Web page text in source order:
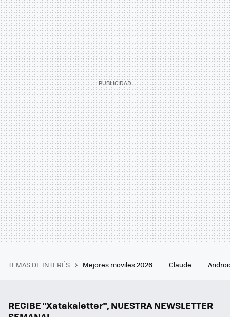
TEMAS DE INTERÉS Mejores moviles 2026 Claude
RECIBE "Xatakaletter", NUESTRA NEWSLETTER